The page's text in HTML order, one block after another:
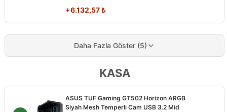
+6.132,57₺
Daha Fazla Göster (5)
KASA
ASUS TUF Gaming GT502 Horizon ARGB
Siyah Mesh Temperli Cam USB 3.2 Mid